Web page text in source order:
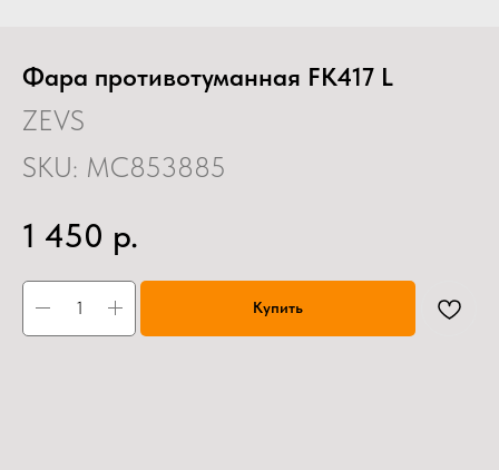
Фара противотуманная FK417 L
ZEVS
SKU: MC853885
1 450 р.
Купить